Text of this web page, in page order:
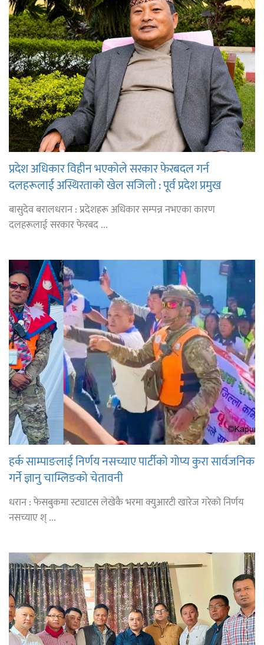
प्रदेश अधिकार विहीन भएकोले सरकार फेरबदल गर्न
दलहरूलाई अस्थिरताको खेल सजिलो : पूर्व प्रदेश प्रमुख
तुम्बाहाङ
बासुदेव बरालधरान : प्रदेशहरू अधिकार सम्पन्न नभएका कारण
दलहरूलाई सरकार फेरबद ...
हर्क साम्पाङलाई निर्णय नसच्याए पार्टीको गोप्य कुरा सार्वजनिक
गर्ने ज्ञानु चाम्लिङको चेतावनी
धरान : फेसबुकमा स्ट्याटस लेखेकै भरमा क्युआरटी खारेज गरेको निर्णय
नसच्याए श् ...